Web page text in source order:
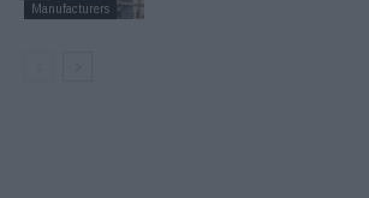
Manufacturers